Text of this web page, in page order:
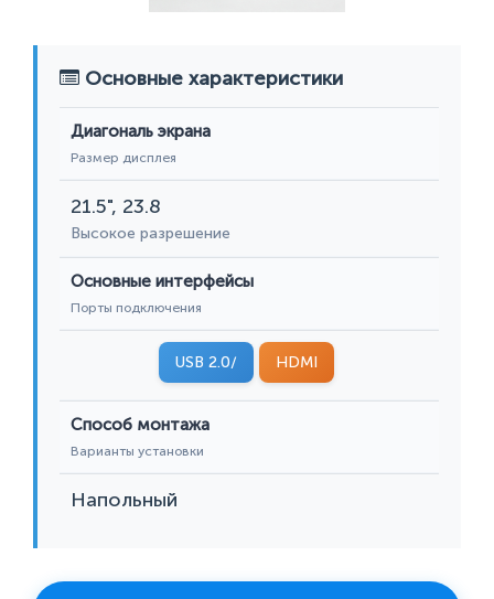
Основные характеристики
Диагональ экрана
Размер дисплея
21.5", 23.8
Высокое разрешение
Основные интерфейсы
Порты подключения
USB 2.0/ HDMI
Способ монтажа
Варианты установки
Напольный